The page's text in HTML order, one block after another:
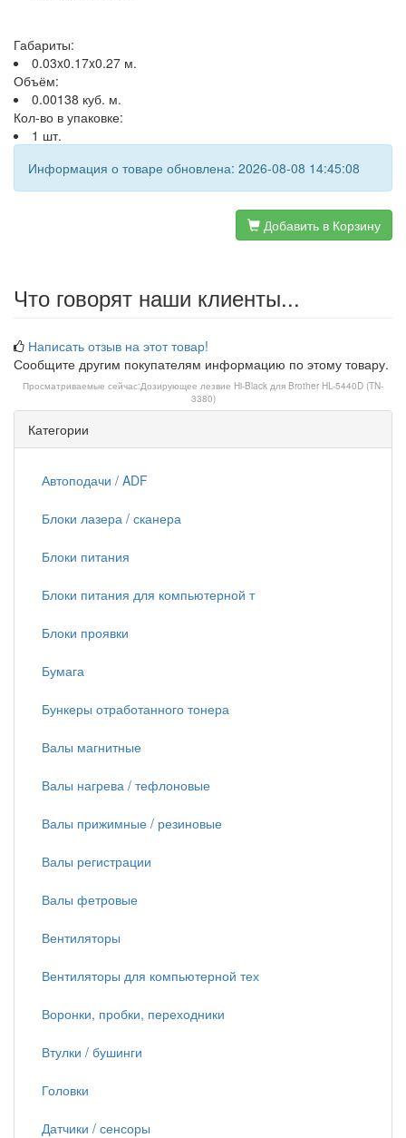
Габариты:
0.03x0.17x0.27 м.
Объём:
0.00138 куб. м.
Кол-во в упаковке:
1 шт.
Информация о товаре обновлена: 2026-08-08 14:45:08
Добавить в Корзину
Что говорят наши клиенты...
Написать отзыв на этот товар!
Сообщите другим покупателям информацию по этому товару.
Просматриваемые сейчас:Дозирующее лезвие Hi-Black для Brother HL-5440D (TN-
3380)
Категории
Автоподачи / ADF
Блоки лазера / сканера
Блоки питания
Блоки питания для компьютерной т
Блоки проявки
Бумага
Бункеры отработанного тонера
Валы магнитные
Валы нагрева / тефлоновые
Валы прижимные / резиновые
Валы регистрации
Валы фетровые
Вентиляторы
Вентиляторы для компьютерной тех
Воронки, пробки, переходники
Втулки / бушинги
Головки
Датчики / сенсоры